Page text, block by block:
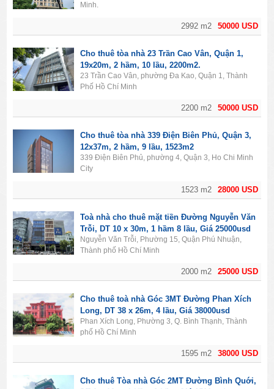
50000 USD
2992 m2
Minh.
50000 USD
2200 m2
Cho thuê tòa nhà 23 Trần Cao Vân, Quận 1,
19x20m, 2 hầm, 10 lầu, 2200m2.
23 Trần Cao Vân, phường Đa Kao, Quận 1, Thành
Phố Hồ Chí Minh
28000 USD
1523 m2
Cho thuê tòa nhà 339 Điện Biên Phủ, Quận 3,
12x37m, 2 hầm, 9 lầu, 1523m2
339 Điện Biên Phủ, phường 4, Quận 3, Ho Chi Minh
City
25000 USD
2000 m2
Toà nhà cho thuê mặt tiền Đường Nguyễn Văn
Trỗi, DT 10 x 30m, 1 hầm 8 lầu, Giá 25000usd
Nguyễn Văn Trỗi, Phường 15, Quận Phú Nhuận,
Thành phố Hồ Chí Minh
38000 USD
1595 m2
Cho thuê toà nhà Góc 3MT Đường Phan Xích
Long, DT 38 x 26m, 4 lầu, Giá 38000usd
Phan Xích Long, Phường 3, Q. Bình Thạnh, Thành
phố Hồ Chí Minh
Cho thuê Tòa nhà Góc 2MT Đường Bình Quới,